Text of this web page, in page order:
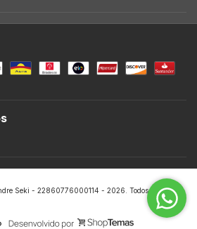
Seki - 22860776000114 - 2026. Todos os direitos